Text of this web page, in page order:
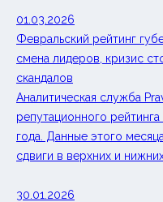
01.03.2026
Февральский рейтинг
смена лидеров, кризис
скандалов
Аналитическая служба
репутационного
года. Данные этого
сдвиги в верхних и
30.01.2026